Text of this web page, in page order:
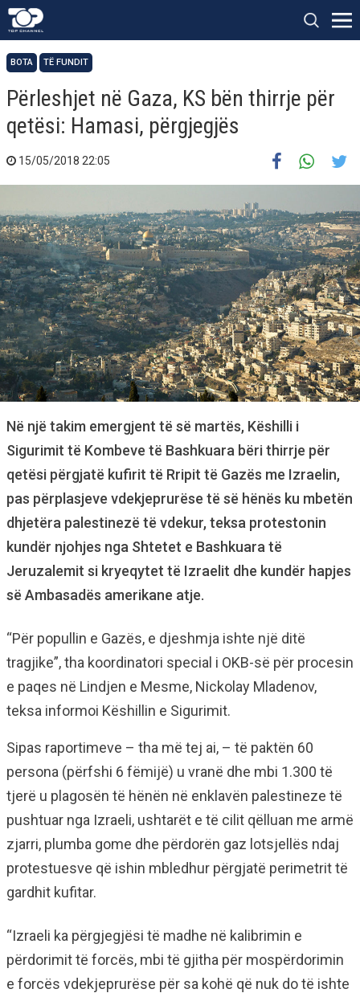
BOTA TË FUNDIT
Përleshjet në Gaza, KS bën thirrje për
qetësi: Hamasi, përgjegjës
15/05/2018 22:05
Në një takim emergjent të së martës, Këshilli i
Sigurimit të Kombeve të Bashkuara bëri thirrje për
qetësi përgjatë kufirit të Rripit të Gazës me Izraelin,
pas përplasjeve vdekjeprurëse të së hënës ku mbetën
dhjetëra palestinezë të vdekur, teksa protestonin
kundër njohjes nga Shtetet e Bashkuara të
Jeruzalemit si kryeqytet të Izraelit dhe kundër hapjes
së Ambasadës amerikane atje.
“Për popullin e Gazës, e djeshmja ishte një ditë
tragjike”, tha koordinatori special i OKB-së për procesin
e paqes në Lindjen e Mesme, Nickolay Mladenov,
teksa informoi Këshillin e Sigurimit.
Sipas raportimeve – tha më tej ai, – të paktën 60
persona (përfshi 6 fëmijë) u vranë dhe mbi 1.300 të
tjerë u plagosën të hënën në enklavën palestineze të
pushtuar nga Izraeli, ushtarët e të cilit qëlluan me armë
zjarri, plumba gome dhe përdorën gaz lotsjellës ndaj
protestuesve që ishin mbledhur përgjatë perimetrit të
gardhit kufitar.
“Izraeli ka përgjegjësi të madhe në kalibrimin e
përdorimit të forcës, mbi të gjitha për mospërdorimin
e forcës vdekjeprurëse për sa kohë që nuk do të ishte